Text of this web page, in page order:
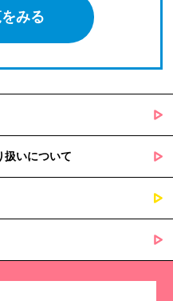
みる
扱いについて